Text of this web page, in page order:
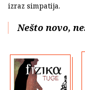
izraz simpatija.
Nešto novo,